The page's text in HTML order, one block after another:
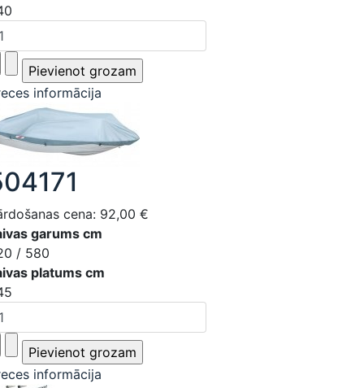
informācija
cena: 92,00 €
garums cm
/ 580
platums cm
informācija